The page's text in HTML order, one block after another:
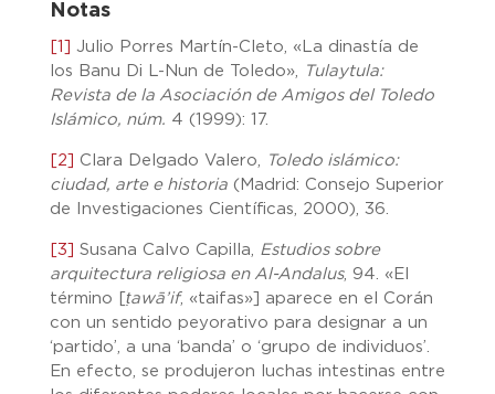
Notas
[1]
Julio Porres Martín-Cleto, «La dinastía de
los Banu Di L-Nun de Toledo», Tulaytula:
Revista de la Asociación de Amigos del Toledo
Islámico, núm. 4 (1999): 17.
[2] Clara Delgado Valero, Toledo islámico:
ciudad, arte e historia(Madrid: Consejo Superior
de Investigaciones Científicas, 2000), 36.
[3] Susana Calvo Capilla, Estudios sobre
arquitectura religiosa en Al-Andalus, 94. «El
término [ ṭawā’if, «taifas»] aparece en el Corán
con un sentido peyorativo para designar a un
‘partido’, a una ‘banda’ o ‘grupo de individuos’.
En efecto, se produjeron luchas intestinas entre